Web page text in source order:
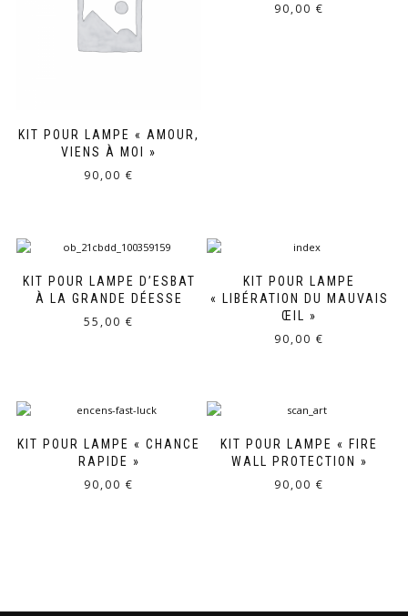
KIT POUR LAMPE « AMOUR,
VIENS À MOI »
90,00 €
90,00 €
KIT POUR LAMPE D’ESBAT
À LA GRANDE DÉESSE
55,00 €
KIT POUR LAMPE
« LIBÉRATION DU MAUVAIS
ŒIL »
90,00 €
KIT POUR LAMPE « CHANCE
RAPIDE »
90,00 €
KIT POUR LAMPE « FIRE
WALL PROTECTION »
90,00 €